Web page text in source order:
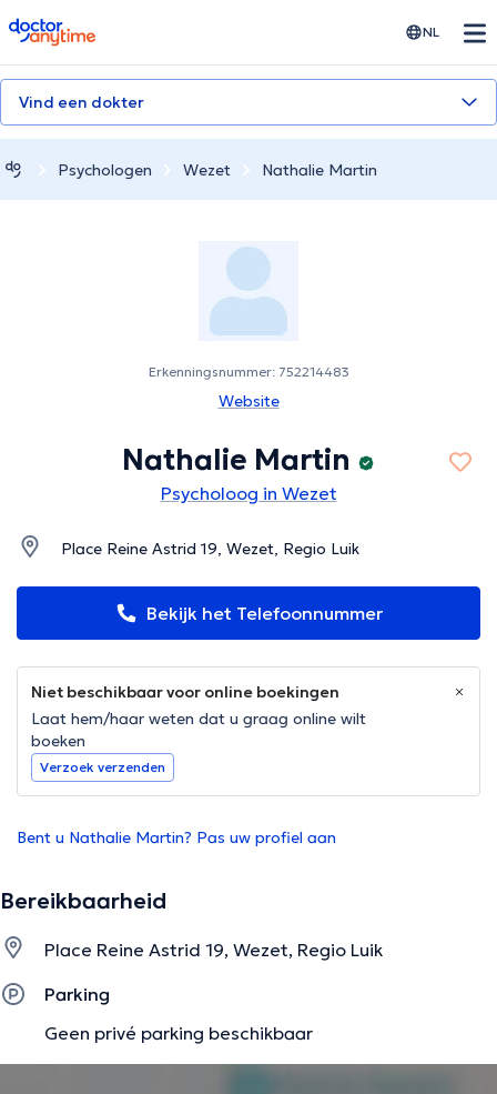
doctoranytime NL
Vind een dokter
Psychologen Wezet Nathalie Martin
Erkenningsnummer: 752214483
Website
Nathalie Martin
Psycholoog in Wezet
Place Reine Astrid 19, Wezet, Regio Luik
Bekijk het Telefoonnummer
Niet beschikbaar voor online boekingen
Laat hem/haar weten dat u graag online wilt
boeken
Verzoek verzenden
Bent u Nathalie Martin? Pas uw profiel aan
Bereikbaarheid
Place Reine Astrid 19, Wezet, Regio Luik
Parking
Geen privé parking beschikbaar